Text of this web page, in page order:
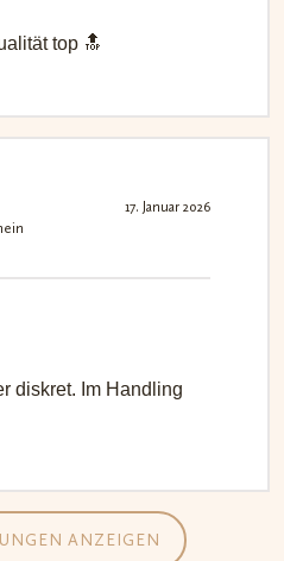
top 🔝
17. Januar 2026
diskret. Im Handling
ANZEIGEN